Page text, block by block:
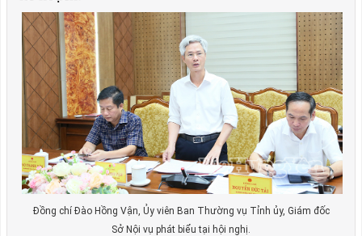
Đồng chí Đào Hồng Vận, Ủy viên Ban Thường vụ Tỉnh ủy, Giám đốc
Sở Nội vụ phát biểu tại hội nghị.